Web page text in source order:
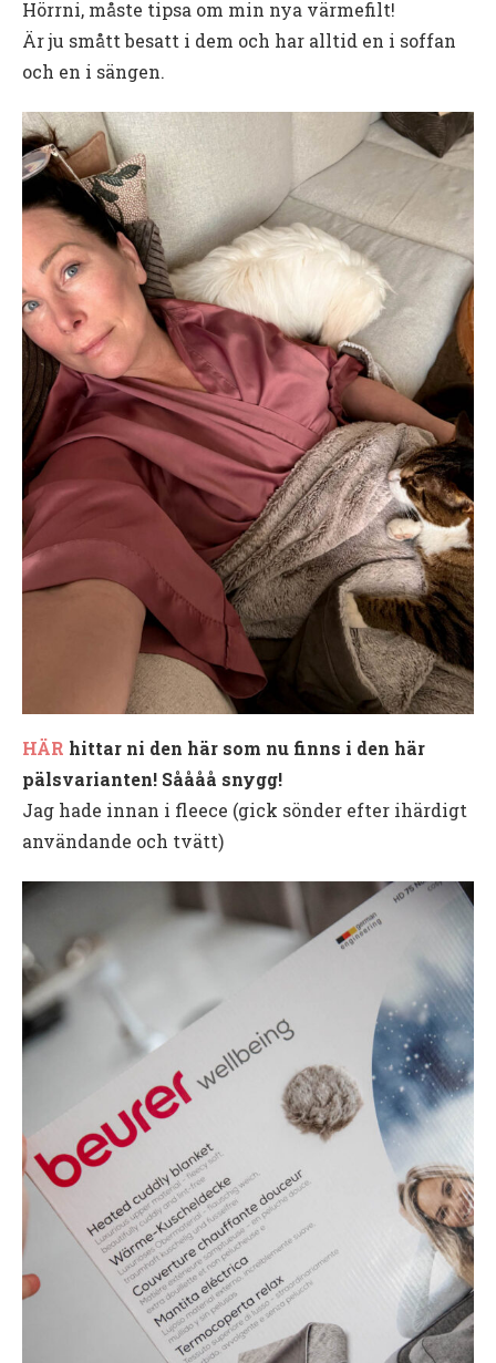
Hörrni, måste tipsa om min nya värmefilt!
Är ju smått besatt i dem och har alltid en i soffan
och en i sängen.
HÄR hittar ni den här som nu finns i den här
pälsvarianten! Såååå snygg!
Jag hade innan i fleece (gick sönder efter ihärdigt
användande och tvätt)